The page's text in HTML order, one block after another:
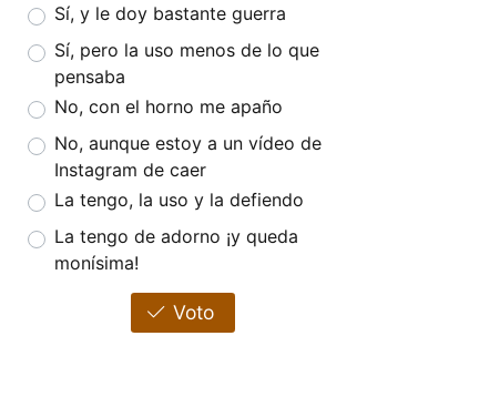
Sí, y le doy bastante guerra
Sí, pero la uso menos de lo que
pensaba
No, con el horno me apaño
No, aunque estoy a un vídeo de
Instagram de caer
La tengo, la uso y la defiendo
La tengo de adorno ¡y queda
monísima!
Voto